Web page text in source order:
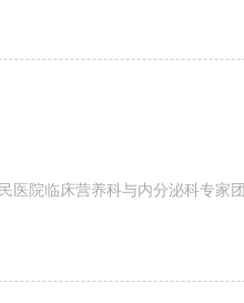
院临床营养科与内分泌科专家